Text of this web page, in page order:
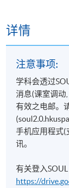
详情
注意事项:
学科会透过
消息(课室调动
有效之电邮。
手机应用程式(
讯。
有关登入
https://